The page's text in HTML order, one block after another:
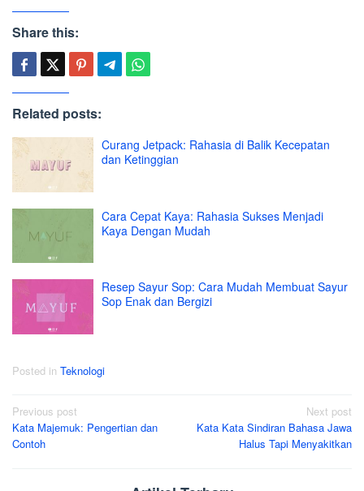
Share this:
Related posts:
Curang Jetpack: Rahasia di Balik Kecepatan
dan Ketinggian
Cara Cepat Kaya: Rahasia Sukses Menjadi
Kaya Dengan Mudah
Resep Sayur Sop: Cara Mudah Membuat Sayur
Sop Enak dan Bergizi
Posted in Teknologi
Post
navigation
Previous post
Kata Majemuk: Pengertian dan
Contoh
Next post
Kata Kata Sindiran Bahasa Jawa
Halus Tapi Menyakitkan